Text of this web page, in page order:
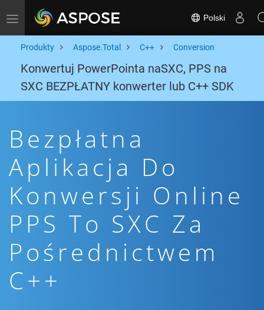
Toggle navigation Polski
Produkty Aspose.Total C++ Conversion
Konwertuj PowerPointa naSXC, PPS na
SXC BEZPŁATNY konwerter lub C++ SDK
Bezpłatna
Aplikacja Do
Konwersji Online
PPS To SXC Za
Pośrednictwem
C++